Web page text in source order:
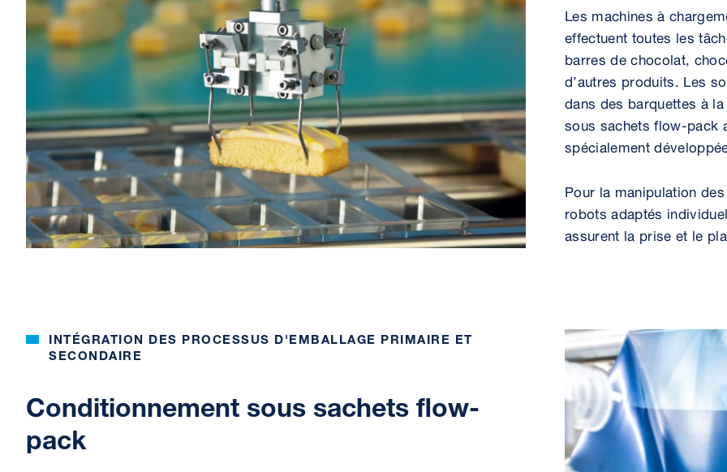
Les machines à
effectuent toutes les
barres de chocolat,
d’autres produits. Les
dans des barquettes à
sous sachets flow-pack
spécialement
Pour la manipulation
robots adaptés
assurent la prise et le
INTÉGRATION DES PROCESSUS D'EMBALLAGE PRIMAIRE ET
SECONDAIRE
Conditionnement sous sachets flow-
pack